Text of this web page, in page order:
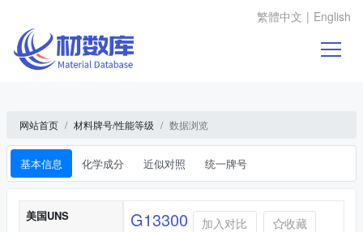
繁體中文 | English
网站首页 材料牌号/性能等级 数据浏览
基本信息 化学成分 近似对照 统一牌号
基本信息
美国UNS G13300 加入对比 收藏